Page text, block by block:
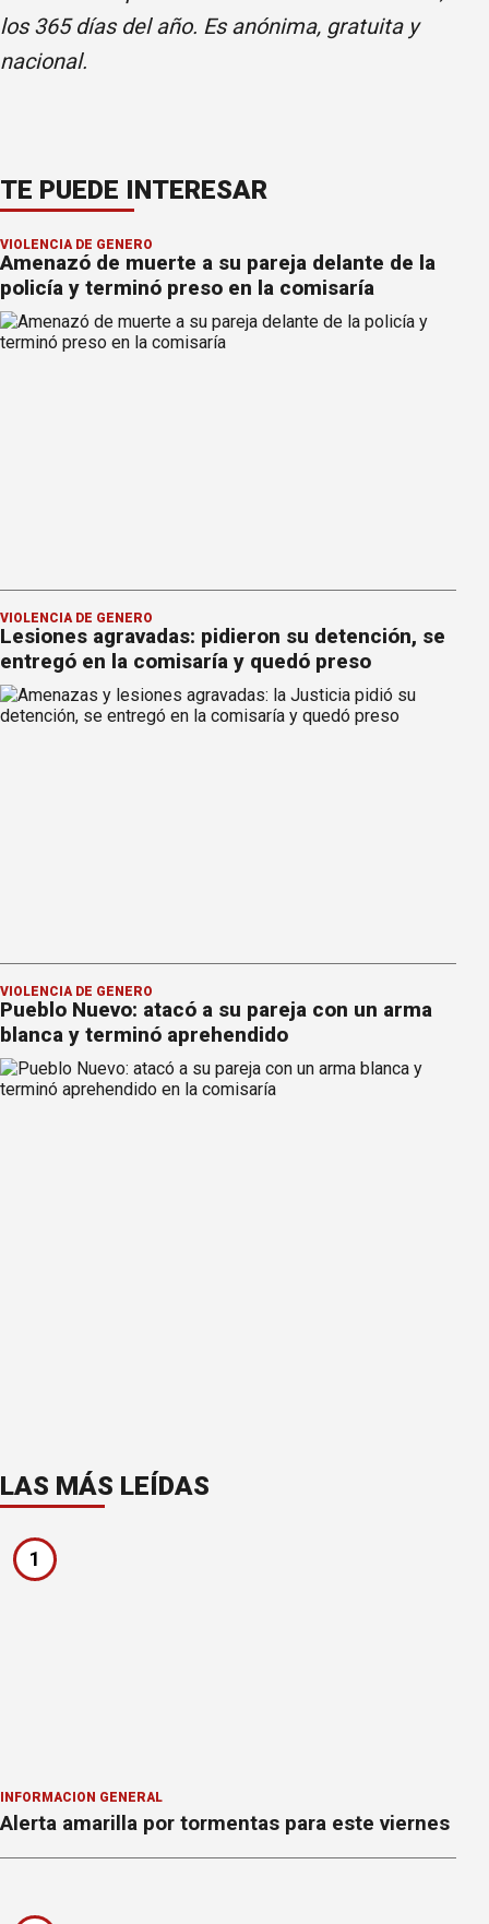
los 365 días del año. Es anónima, gratuita y
nacional.
TE PUEDE INTERESAR
VIOLENCIA DE GÉNERO
Amenazó de muerte a su pareja delante de la
policía y terminó preso en la comisaría
VIOLENCIA DE GÉNERO
Lesiones agravadas: pidieron su detención, se
entregó en la comisaría y quedó preso
VIOLENCIA DE GÉNERO
Pueblo Nuevo: atacó a su pareja con un arma
blanca y terminó aprehendido
LAS MÁS LEÍDAS
1
INFORMACION GENERAL
Alerta amarilla por tormentas para este viernes